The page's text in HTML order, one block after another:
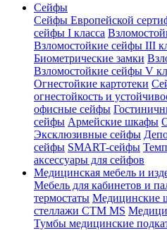
Сейфы
Сейфы Европейской
сейфы I класса
Взломостойкие сейфы III
Биометрические замки
Взломостойкие сейфы V
Огнестойкие картотеки
огнестойкость и
офисные сейфы
сейфы Армейские шкафы
Эксклюзивные сейфы
сейфы SMART-сейфы
аксессуары для сейфов
Медицинская мебель и
Мебель для кабинетов и
термостаты Медицинские
стеллажи CTM MS
Тумбы медицинские